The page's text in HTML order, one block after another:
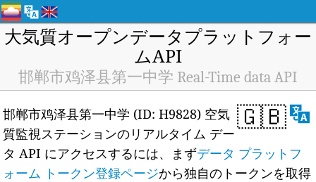
大気質オープンデータプラットフォー
ムAPI
邯郸市鸡泽县第一中学 Real-Time data API
🇬🇧
邯郸市鸡泽县第一中学 (ID: H9828) 空気
質監視ステーションのリアルタイム デー
タ API にアクセスするには、まずデータ プラットフ
ォーム トークン登録ページから独自のトークンを取得